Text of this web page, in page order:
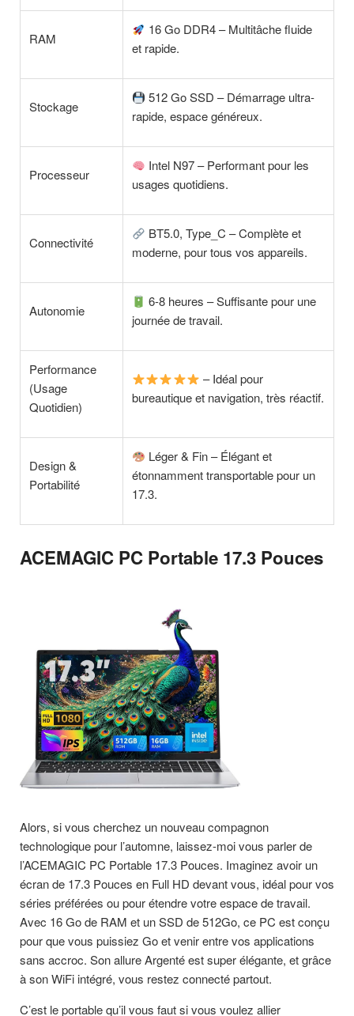
RAM
16 Go DDR4 – Multitâche fluide
et rapide.
Stockage
512 Go SSD – Démarrage ultra-
rapide, espace généreux.
Processeur
Intel N97 – Performant pour les
usages quotidiens.
Connectivité
BT5.0, Type_C – Complète et
moderne, pour tous vos appareils.
Autonomie
6-8 heures – Suffisante pour une
journée de travail.
Performance
(Usage
Quotidien)
– Idéal pour
bureautique et navigation, très réactif.
Design &
Portabilité
Léger & Fin – Élégant et
étonnamment transportable pour un
17.3.
ACEMAGIC PC Portable 17.3 Pouces
Alors, si vous cherchez un nouveau compagnon
technologique pour l’automne, laissez-moi vous parler de
l’ACEMAGIC PC Portable 17.3 Pouces. Imaginez avoir un
écran de 17.3 Pouces en Full HD devant vous, idéal pour vos
séries préférées ou pour étendre votre espace de travail.
Avec 16 Go de RAM et un SSD de 512Go, ce PC est conçu
pour que vous puissiez Go et venir entre vos applications
sans accroc. Son allure Argenté est super élégante, et grâce
à son WiFi intégré, vous restez connecté partout.
C’est le portable qu’il vous faut si vous voulez allier